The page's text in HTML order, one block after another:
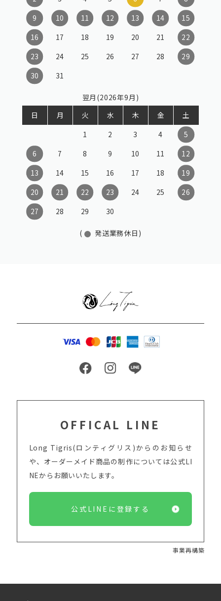
9
10 11 12 13 14
15
16
17 18 19 20 21
22
23
24 25 26 27 28
29
30
31
翌月(2026年9月)
日
月 火 水 木 金
土
1
2 3 4
5
6
7 8 9 10 11
12
13
14 15 16 17 18
19
20
21 22 23 24 25
26
27
28 29 30
( 発送業務休日)
OFFICAL LINE
Long Tigris(ロンティグリス)からのお知らせ
や、オーダーメイド商品の制作については公式LI
NEからお願いいたします。
公式LINEに登録する
事業再構築